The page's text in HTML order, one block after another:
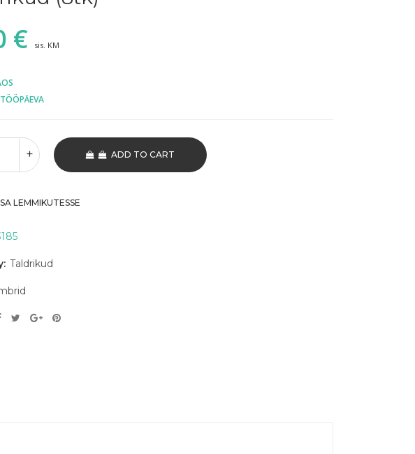
€ sis. KM
ADD TO CART
LEMMIKUTESSE
Taldrikud